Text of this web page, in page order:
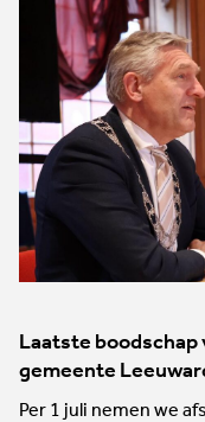
Laatste boodschap
gemeente
Per 1 juli nemen we